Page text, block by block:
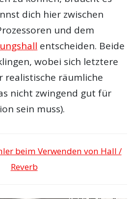
dich hier zwischen
und dem
entscheiden. Beide
wobei sich letztere
realistische räumliche
nicht zwingend gut für
sein muss).
beim Verwenden von Hall /
Reverb